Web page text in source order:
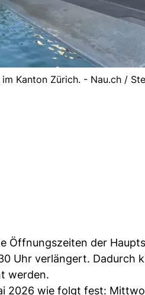
Kanton Zürich. - Nau.ch /
Öffnungszeiten der
Uhr verlängert. Dadurch
werden.
2026 wie folgt fest: